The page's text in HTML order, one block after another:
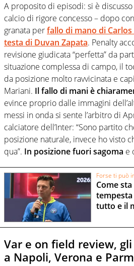
A proposito di episodi: si è
calcio di rigore concesso – dopo
granata perfallo di mano di
testa di Duvan Zapata. Penalty
revisione giudicata “perfetta” da
situazione complessa di campo, il
da posizione molto ravvicinata e
Mariani. Il fallo di mani è
evince proprio dalle immagini
messi in onda si sente l’arbitro di
calciatore dell’Inter: “Sono partito
posizione naturale, invece ho visto
qua”. In posizione fuori sagoma e
Forse ti può
Come
tempesta
tutto e il
Var e on field review,
a Napoli, Verona e